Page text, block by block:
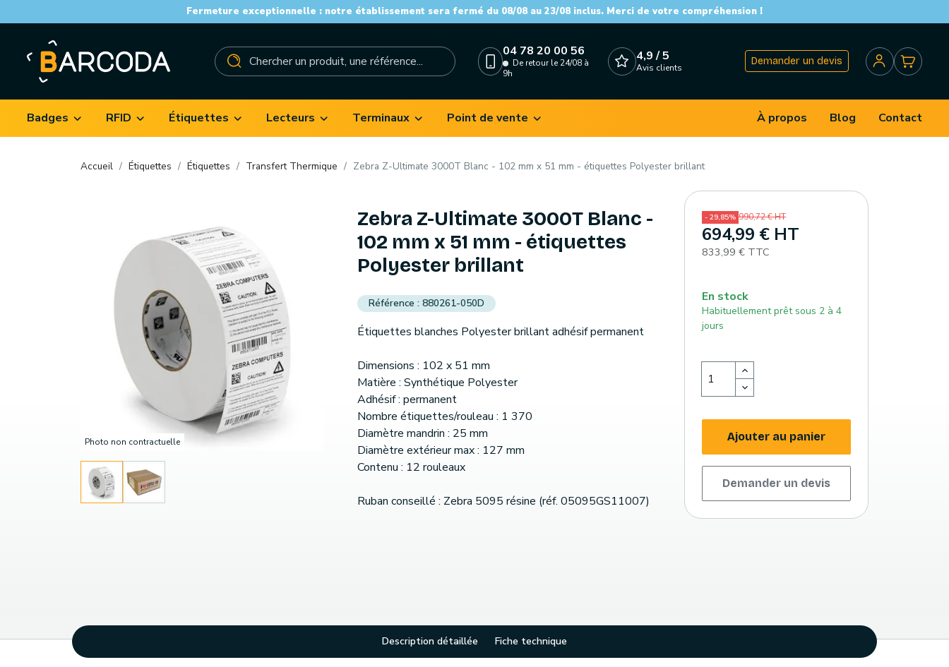
Fermeture exceptionnelle : notre établissement sera fermé du 08/08 au 23/08 inclus. Merci de votre compréhension !
04 78 20 00 56
De retour le 24/08 à
9h
4,9 / 5
Avis clients
Demander un devis
Badges RFID Étiquettes Lecteurs Terminaux Point de vente À propos Blog Contact
Accueil Étiquettes Étiquettes Transfert Thermique Zebra Z-Ultimate 3000T Blanc - 102 mm x 51 mm - étiquettes Polyester brillant
Photo non contractuelle
Zebra Z-Ultimate 3000T Blanc -
102 mm x 51 mm - étiquettes
Polyester brillant
880261-050D
Étiquettes blanches Polyester brillant adhésif permanent
Dimensions : 102 x 51 mm
Matière : Synthétique Polyester
Adhésif : permanent
Nombre étiquettes/rouleau : 1 370
Diamètre mandrin : 25 mm
Diamètre extérieur max : 127 mm
Contenu : 12 rouleaux
Ruban conseillé : Zebra 5095 résine (réf. 05095GS11007)
- 29,85% 990,72 € HT
694,99 € HT
833,99 € TTC
En stock
Habituellement prêt sous 2 à 4
jours
Ajouter au panier
Demander un devis
Description détaillée Fiche technique